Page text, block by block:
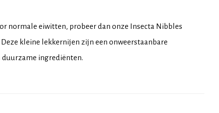
normale eiwitten, probeer dan onze Insecta Nibbles
kleine lekkernijen zijn een onweerstaanbare
ingrediënten.